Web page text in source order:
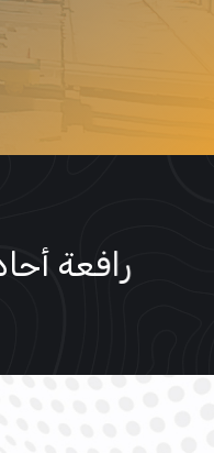
الجسر